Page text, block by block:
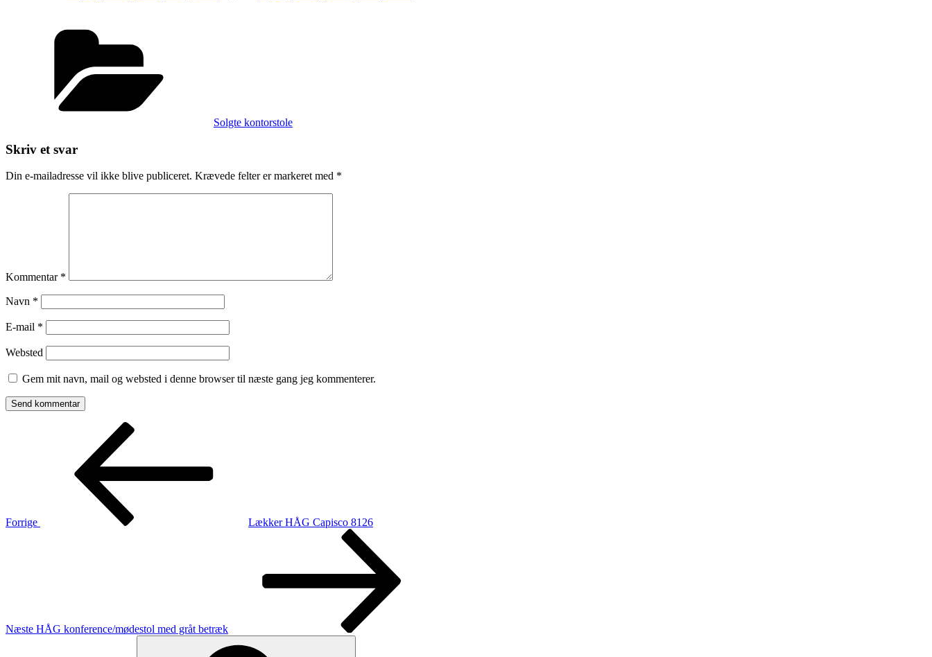
Solgte kontorstole
Skriv et svar
Din e-mailadresse vil ikke blive publiceret. Krævede felter er markeret med *
Kommentar *
Navn *
E-mail *
Websted
Gem mit navn, mail og websted i denne browser til næste gang jeg kommenterer.
Indlægsnavigation
Forrige
Lækker HÅG Capisco 8126
Næste HÅG konference/mødestol med gråt betræk